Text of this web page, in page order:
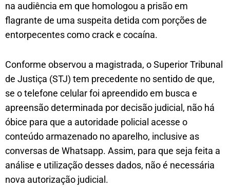
na audiência em que homologou a prisão em
flagrante de uma suspeita detida com porções de
entorpecentes como crack e cocaína.
Conforme observou a magistrada, o Superior Tribunal
de Justiça (STJ) tem precedente no sentido de que,
se o telefone celular foi apreendido em busca e
apreensão determinada por decisão judicial, não há
óbice para que a autoridade policial acesse o
conteúdo armazenado no aparelho, inclusive as
conversas de Whatsapp. Assim, para que seja feita a
análise e utilização desses dados, não é necessária
nova autorização judicial.